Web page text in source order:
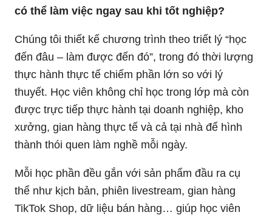
có thể làm việc ngay sau khi tốt nghiệp?
Chúng tôi thiết kế chương trình theo triết lý “học
đến đâu – làm được đến đó”, trong đó thời lượng
thực hành thực tế chiếm phần lớn so với lý
thuyết. Học viên không chỉ học trong lớp mà còn
được trực tiếp thực hành tại doanh nghiệp, kho
xưởng, gian hàng thực tế và cả tại nhà để hình
thành thói quen làm nghề mỗi ngày.
Mỗi học phần đều gắn với sản phẩm đầu ra cụ
thể như kịch bản, phiên livestream, gian hàng
TikTok Shop, dữ liệu bán hàng… giúp học viên